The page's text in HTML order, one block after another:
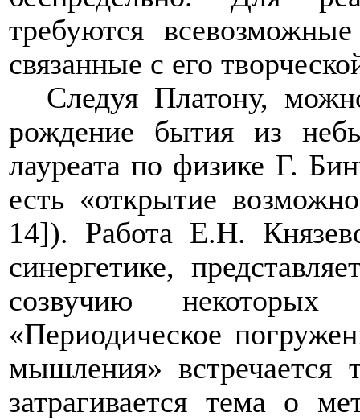
требуются
связанные с его
Следуя Платону,
рождение бытия из
лауреата по физике Г.
есть «открытие
14]). Работа Е.Н.
синергетике,
созвучию
«Периодическое
мышления» встречается
затрагивается тема о